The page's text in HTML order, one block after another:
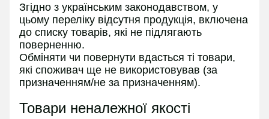
Згідно з українським законодавством, у
цьому переліку відсутня продукція, включена
до списку товарів, які не підлягають
поверненню.
Обміняти чи повернути вдасться ті товари,
які споживач ще не використовував (за
призначенням/не за призначенням).
Товари неналежної якості